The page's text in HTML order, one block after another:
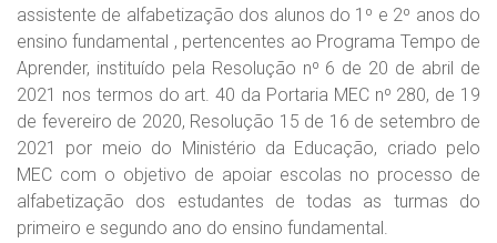
assistente de alfabetização dos alunos do 1º e 2º anos do
ensino fundamental , pertencentes ao Programa Tempo de
Aprender, instituído pela Resolução nº 6 de 20 de abril de
2021 nos termos do art. 40 da Portaria MEC nº 280, de 19
de fevereiro de 2020, Resolução 15 de 16 de setembro de
2021 por meio do Ministério da Educação, criado pelo
MEC com o objetivo de apoiar escolas no processo de
alfabetização dos estudantes de todas as turmas do
primeiro e segundo ano do ensino fundamental.